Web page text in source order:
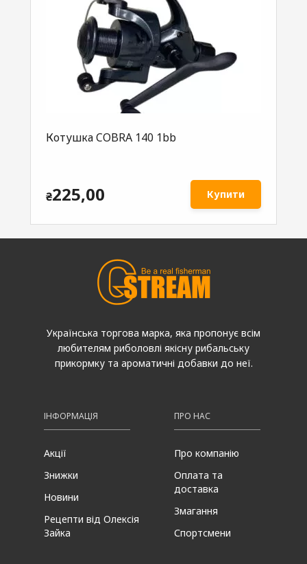
Котушка COBRA 140 1bb
₴225,00 Купити
Українська торгова марка, яка пропонує всім
любителям риболовлі якісну рибальську
прикормку та ароматичні добавки до неї.
ІНФОРМАЦІЯ
Акції
Знижки
Новини
Рецепти від Олексія
Зайка
ПРО НАС
Про компанію
Оплата та
доставка
Змагання
Спортсмени